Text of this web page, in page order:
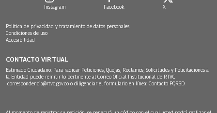
Instagram Facebook X
Política de privacidad y tratamiento de datos personales
Condiciones de uso
Accesibilidad
CONTACTO VIRTUAL
Estimado Ciudadano: Para radicar Peticiones, Quejas, Reclamos, Solicitudes y Felicitaciones a
la Entidad puede remitir lo pertinente al Correo Oficial Institucional de RTVC
correspondencia@rtvc.gov.co o diligenciar el formulario en línea: Contacto PQRSD.